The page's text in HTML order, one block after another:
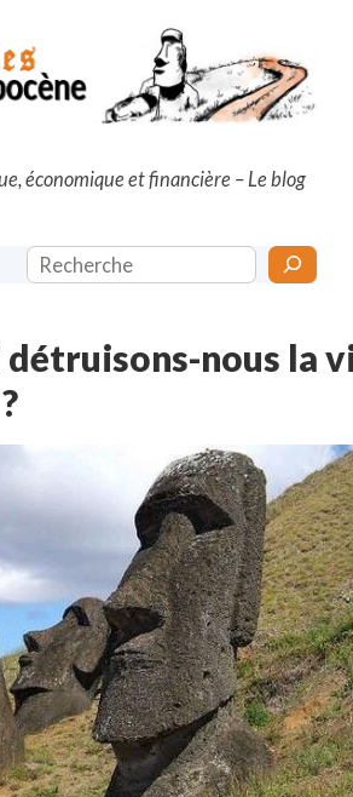
économique et financière – Le blog
Rechercher
nous la